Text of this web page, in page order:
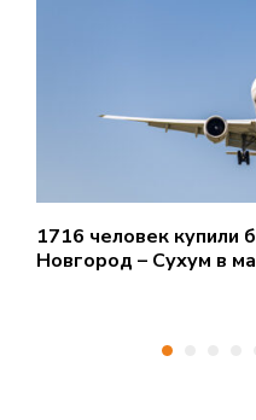
1716 человек купили
Новгород – Сухум в